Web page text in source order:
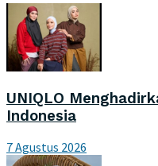
UNIQLO
Indonesia
7 Agustus 2026